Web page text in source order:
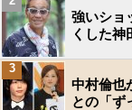
強いショ
くした神
中村倫也
との「ず
3